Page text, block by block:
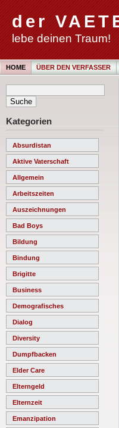
der
lebe deinen Traum!
HOME ÜBER DEN VERFASSER
Kategorien
Absurdistan
Aktive Vaterschaft
Allgemein
Arbeitszeiten
Auszeichnungen
Bad Boys
Bildung
Bindung
Brigitte
Business
Demografisches
Dialog
Diversity
Dumpfbacken
Elder Care
Elterngeld
Elternzeit
Emanzipation